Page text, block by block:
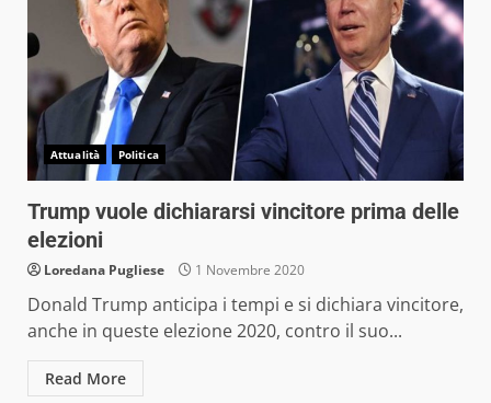
Attualità Politica
Trump vuole dichiararsi vincitore prima delle
elezioni
Loredana Pugliese 1 Novembre 2020
Donald Trump anticipa i tempi e si dichiara vincitore,
anche in queste elezione 2020, contro il suo...
Read More